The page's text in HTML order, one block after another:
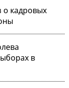
о кадровых
в